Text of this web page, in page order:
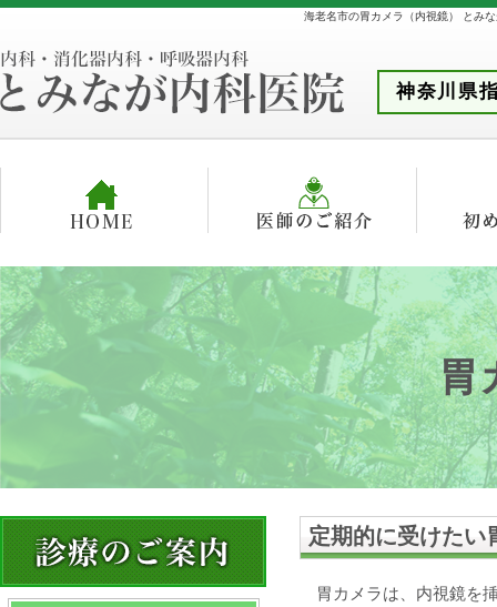
海老名市の胃カメラ（内視鏡） とみ
神奈川県
胃
定期的に受けたい
胃カメラは、内視鏡を